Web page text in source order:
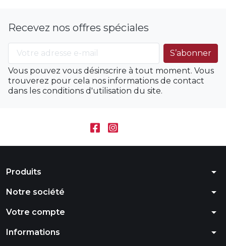
Recevez nos offres spéciales
Vous pouvez vous désinscrire à tout moment. Vous
trouverez pour cela nos informations de contact
dans les conditions d'utilisation du site.
Produits arrow_drop_down
Notre société arrow_drop_down
Votre compte arrow_drop_down
Informations arrow_drop_down